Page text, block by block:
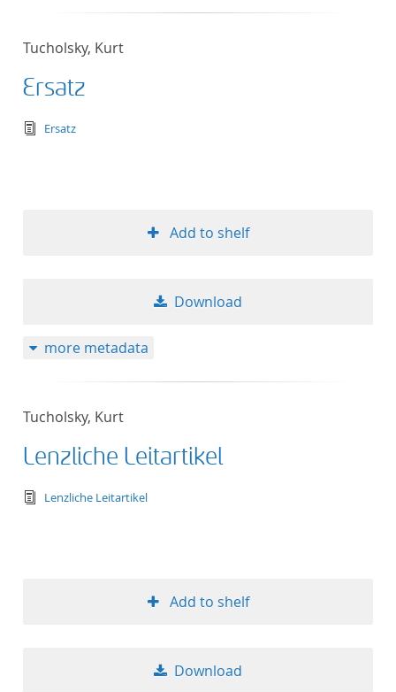
Tucholsky, Kurt
Ersatz
text/tg.edition+tg.aggregation+xml
Ersatz
Add to shelf
Download
more metadata
Tucholsky, Kurt
Lenzliche Leitartikel
text/tg.edition+tg.aggregation+xml
Lenzliche Leitartikel
Add to shelf
Download